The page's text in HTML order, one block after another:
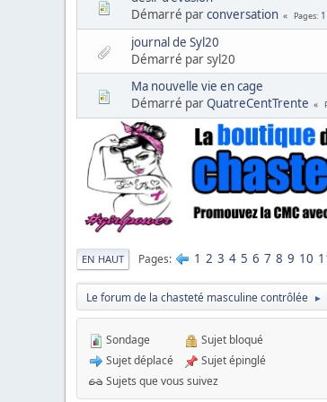
Démarré parconversation Pages 1
journal de Syl20
Démarré par syl20
Ma nouvelle vie en cage
Démarré parQuatreCentTrente
EN HAUT Pages 1 2 3 4 5 6 7 8 9 10
Le forum de la chasteté masculine contrôlée ►
Sondage
Sujet déplacé
Sujet bloqué
Sujet épinglé
Sujets que vous suivez